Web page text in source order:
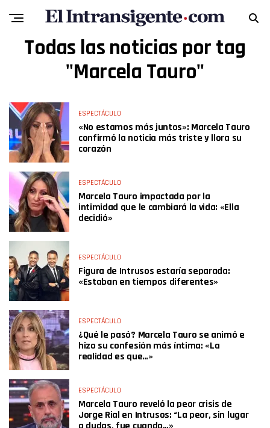
Todas las noticias por tag
"Marcela Tauro"
ESPECTÁCULO
«No estamos más juntos»: Marcela Tauro
confirmó la noticia más triste y llora su
corazón
ESPECTÁCULO
Marcela Tauro impactada por la
intimidad que le cambiará la vida: «Ella
decidió»
ESPECTÁCULO
Figura de Intrusos estaría separada:
«Estaban en tiempos diferentes»
ESPECTÁCULO
¿Qué le pasó? Marcela Tauro se animó e
hizo su confesión más íntima: «La
realidad es que…»
ESPECTÁCULO
Marcela Tauro reveló la peor crisis de
Jorge Rial en Intrusos: “La peor, sin lugar